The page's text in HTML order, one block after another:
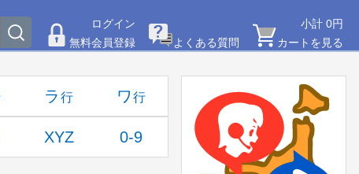
ログイン
無料会員登録
よくある質問
小計 0円
カートを見る
ラ ワ
XYZ 0-9